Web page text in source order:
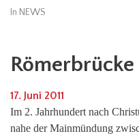
In NEWS
17. Juni 2011
Im 2. Jahrhundert nach
nahe der Mainmündung